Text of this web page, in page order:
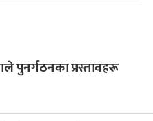
पुनर्गठनका प्रस्तावहरू